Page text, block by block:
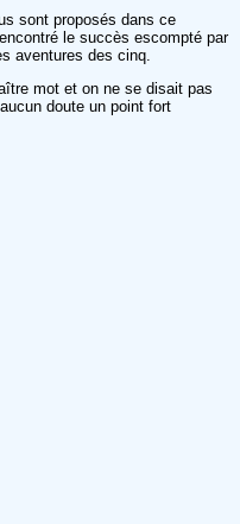
sont proposés dans ce
le succès escompté par
aventures des cinq.
mot et on ne se disait pas
doute un point fort